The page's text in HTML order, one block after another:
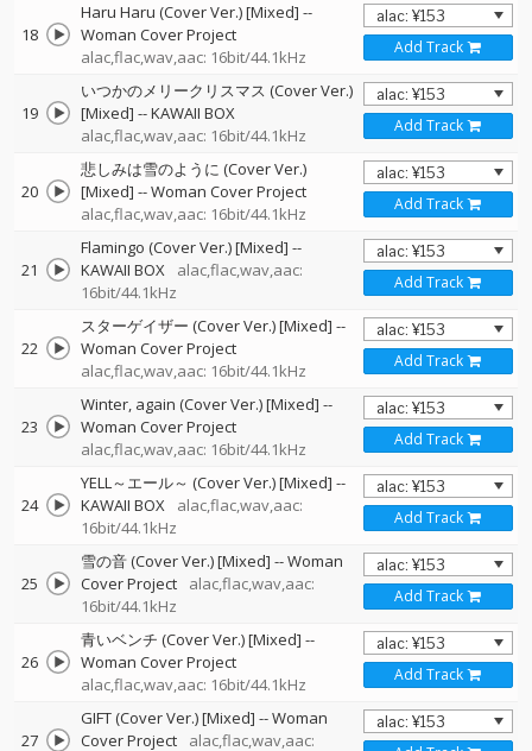
18
Haru Haru (Cover Ver.) [Mixed] --
Woman Cover Project
alac,flac,wav,aac: 16bit/44.1kHz
Add Track
19
いつかのメリークリスマス (Cover Ver.)
[Mixed] --KAWAII BOX
alac,flac,wav,aac: 16bit/44.1kHz
Add Track
20
悲しみは雪のように (Cover Ver.)
[Mixed] --Woman Cover Project
alac,flac,wav,aac: 16bit/44.1kHz
Add Track
21
Flamingo (Cover Ver.) [Mixed] --
KAWAII BOX
alac,flac,wav,aac:
16bit/44.1kHz
Add Track
22
スターゲイザー (Cover Ver.) [Mixed] --
Woman Cover Project
alac,flac,wav,aac: 16bit/44.1kHz
Add Track
23
Winter, again (Cover Ver.) [Mixed] --
Woman Cover Project
alac,flac,wav,aac: 16bit/44.1kHz
Add Track
24
YELL～エール～ (Cover Ver.) [Mixed] --
KAWAII BOX
alac,flac,wav,aac:
16bit/44.1kHz
Add Track
25
雪の音 (Cover Ver.) [Mixed] --Woman
Cover Project
alac,flac,wav,aac:
16bit/44.1kHz
Add Track
26
青いベンチ (Cover Ver.) [Mixed] --
Woman Cover Project
alac,flac,wav,aac: 16bit/44.1kHz
Add Track
27
GIFT (Cover Ver.) [Mixed] --Woman
Cover Project
alac,flac,wav,aac: